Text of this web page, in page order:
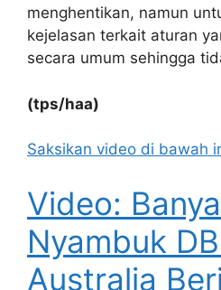
menghentikan, namun
kejelasan terkait aturan
secara umum sehingga
(tps/haa)
Saksikan video di bawah
Video:
Nyambuk
Australia